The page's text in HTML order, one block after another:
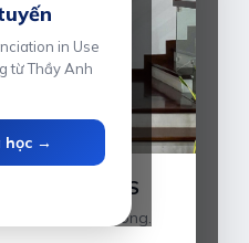
Anh IELTS
tại Hải Phòng.
in Use
từ Thầy Anh
học →